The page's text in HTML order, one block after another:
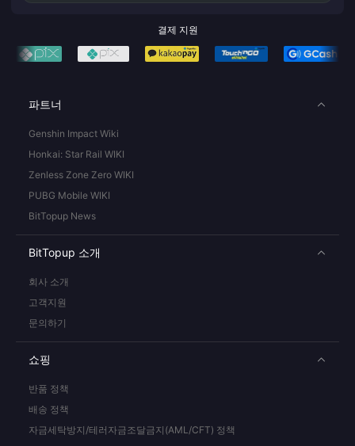
결제 지원
파트너
Genshin Impact Wiki
Honkai: Star Rail WIKI
Zenless Zone Zero WIKI
PUBG Mobile WIKI
BitTopup News
BitTopup 소개
회사 소개
고객지원
문의하기
쇼핑
반품 정책
배송 정책
자금세탁방지/테러자금조달금지(AML/CFT) 정책